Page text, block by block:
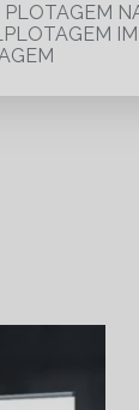
PLOTAGEM
PLOTAGEM